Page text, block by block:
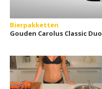
Bierpakketten
Gouden Carolus Classic Duo